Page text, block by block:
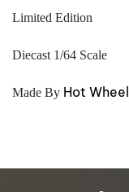
Limited Edition
Diecast 1/64 Scale
Made By Hot